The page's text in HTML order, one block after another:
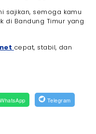
sajikan, semoga kamu
di Bandung Timur yang
cepat, stabil, dan
WhatsApp Telegram